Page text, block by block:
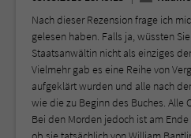
Nach dieser Rezension frage ich
gelesen haben. Falls ja, wüssten
Staatsanwältin nicht als einziges
Vielmehr gab es eine Reihe von
aufgeklärt wurden und alle nach
wie die zu Beginn des Buches. Alle
Bei den Morden jedoch ist am